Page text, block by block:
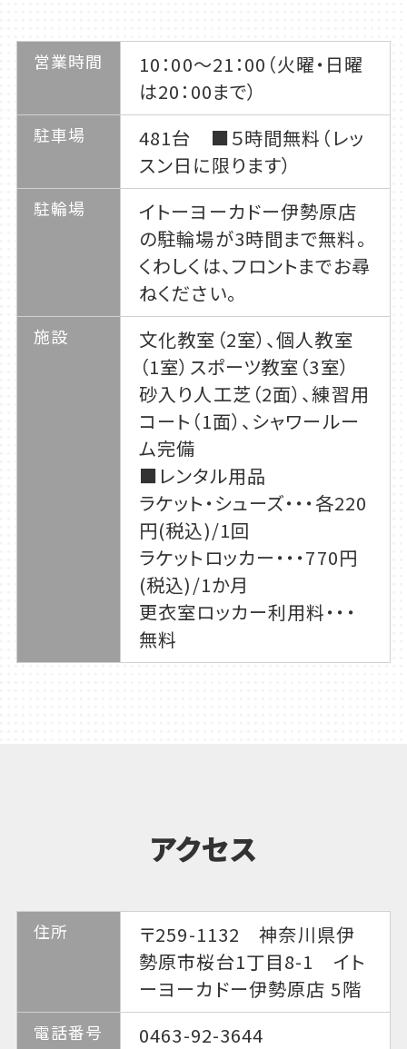
営業時間
10：00～21：00（火曜・日曜
は20：00まで）
駐車場
481台 ■５時間無料（レッ
スン日に限ります）
駐輪場
イトーヨーカドー伊勢原店
の駐輪場が3時間まで無料。
くわしくは、フロントまでお尋
ねください。
施設
文化教室（2室）、個人教室
（1室）スポーツ教室（3室）
砂入り人工芝（2面）、練習用
コート（1面）、シャワールー
ム完備
■レンタル用品
ラケット・シューズ・・・各220
円(税込)/1回
ラケットロッカー・・・770円
(税込)/1か月
更衣室ロッカー利用料・・・
無料
アクセス
住所
〒259-1132 神奈川県伊
勢原市桜台1丁目8-1 イト
ーヨーカドー伊勢原店 5階
電話番号 0463-92-3644